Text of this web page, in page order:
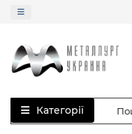
Категорії